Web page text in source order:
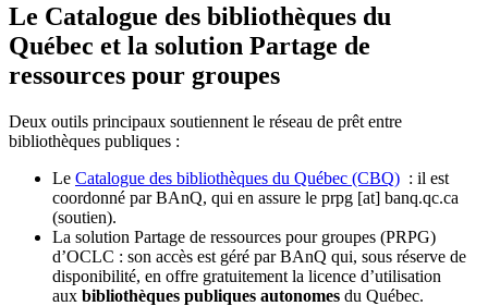
Le Catalogue des bibliothèques du
Québec et la solution Partage de
ressources pour groupes
Deux outils principaux soutiennent le réseau de prêt entre
bibliothèques publiques :
Le Catalogue des bibliothèques du Québec (CBQ) : il est
coordonné par BAnQ, qui en assure le prpg [at] banq.qc.ca
(soutien).
La solution Partage de ressources pour groupes (PRPG)
d’OCLC : son accès est géré par BAnQ qui, sous réserve de
disponibilité, en offre gratuitement la licence d’utilisation
aux bibliothèques publiques autonomes du Québec.